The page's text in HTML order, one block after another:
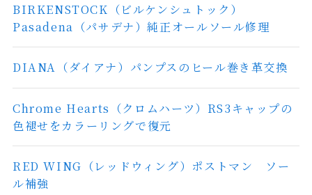
BIRKENSTOCK（ビルケンシュトック）
Pasadena（パサデナ）純正オールソール修理
DIANA（ダイアナ）パンプスのヒール巻き革交換
Chrome Hearts（クロムハーツ）RS3キャップの
色褪せをカラーリングで復元
RED WING（レッドウィング）ポストマン ソー
ル補強